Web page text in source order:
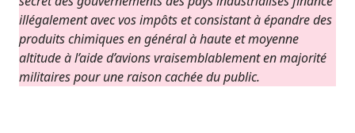
illégalement avec vos impôts et consistant à épandre des
produits chimiques en général à haute et moyenne
altitude à l’aide d’avions vraisemblablement en majorité
militaires pour une raison cachée du public.